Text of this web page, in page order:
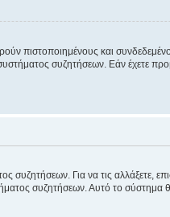
πιστοποιημένους και
συζητήσεων. Εάν έχετε
συζητήσεων. Για να τις αλλάξετε,
συζητήσεων. Αυτό το σύστημα θα